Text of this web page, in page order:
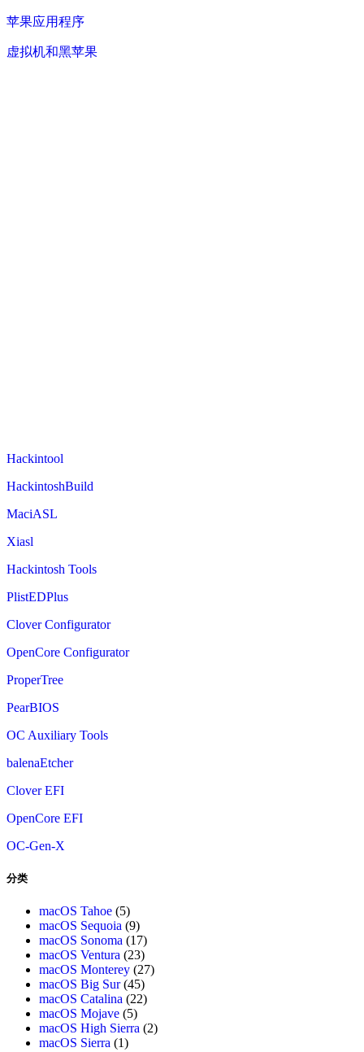
苹果应用程序
虚拟机和黑苹果
Hackintool
HackintoshBuild
MaciASL
Xiasl
Hackintosh Tools
PlistEDPlus
Clover Configurator
OpenCore Configurator
ProperTree
PearBIOS
OC Auxiliary Tools
balenaEtcher
Clover EFI
OpenCore EFI
OC-Gen-X
分类
macOS Tahoe (5)
macOS Sequoia (9)
macOS Sonoma (17)
macOS Ventura (23)
macOS Monterey (27)
macOS Big Sur(45)
macOS Catalina (22)
macOS Mojave (5)
macOS High Sierra (2)
macOS Sierra (1)